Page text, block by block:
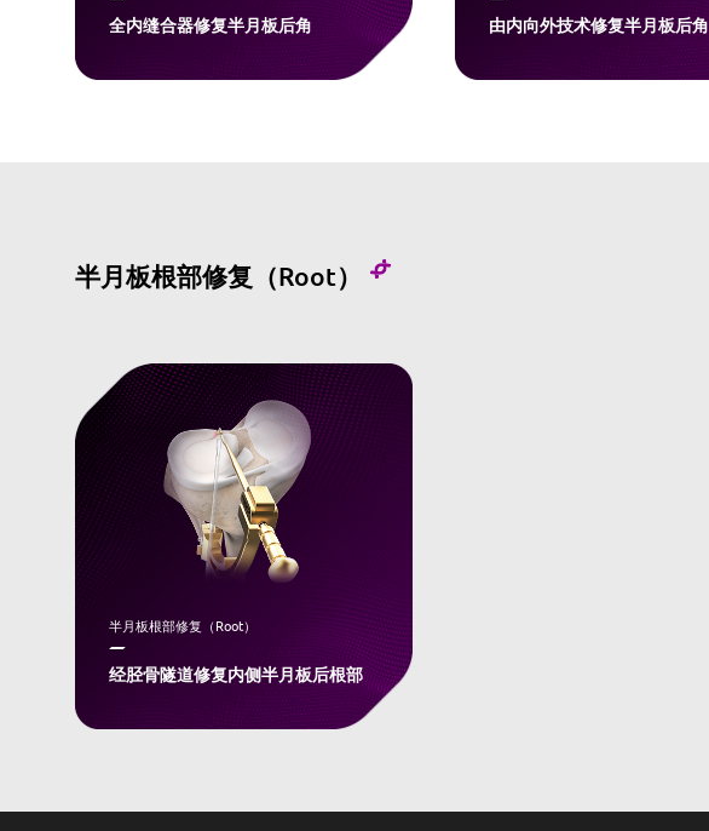
全内缝合器修复半月板后角 由内向外技术修复半月板后角
半月板根部修复（Root）
半月板根部修复（Root）
经胫骨隧道修复内侧半月板后根部